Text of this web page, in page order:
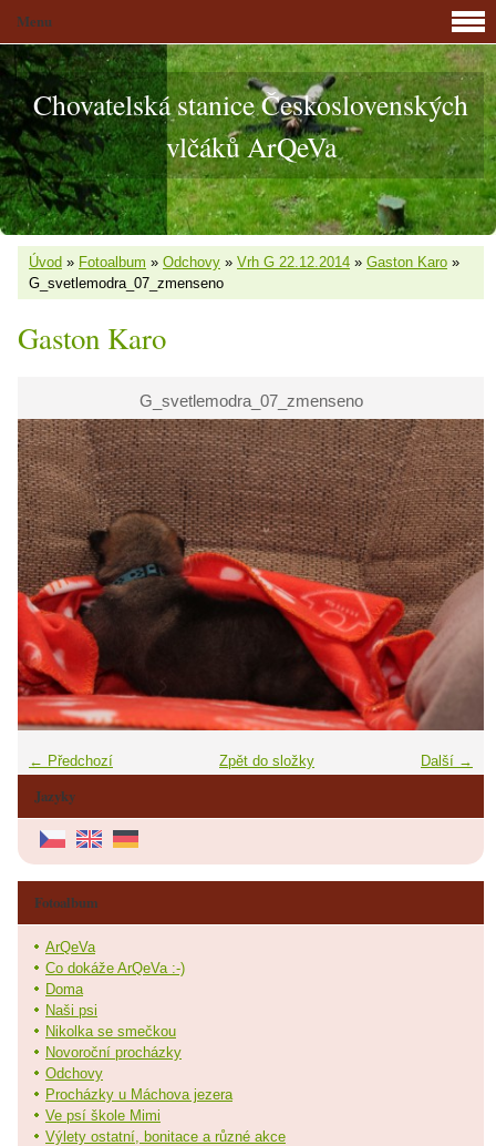
Chovatelská stanice Československých
vlčáků ArQeVa
Úvod » Fotoalbum » Odchovy » Vrh G 22.12.2014 » Gaston Karo »
G_svetlemodra_07_zmenseno
Gaston Karo
G_svetlemodra_07_zmenseno
← Předchozí Další →
Zpět do složky
Jazyky
Menu
Fotoalbum
ArQeVa
Co dokáže ArQeVa :-)
Doma
Naši psi
Nikolka se smečkou
Novoroční procházky
Odchovy
Procházky u Máchova jezera
Ve psí škole Mimi
Výlety ostatní, bonitace a různé akce